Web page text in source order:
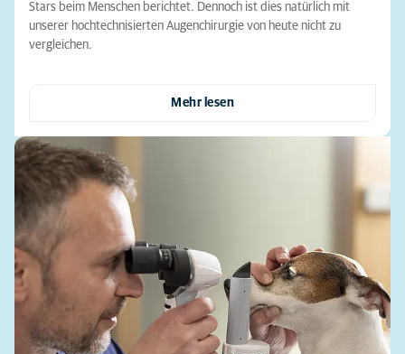
Stars beim Menschen berichtet. Dennoch ist dies natürlich mit
unserer hochtechnisierten Augenchirurgie von heute nicht zu
vergleichen.
Mehr lesen